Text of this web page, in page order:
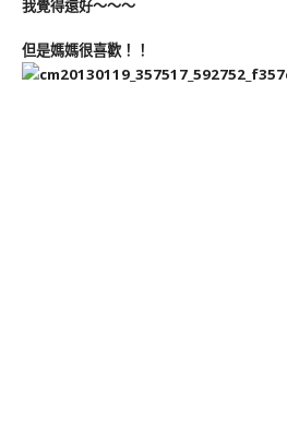
我覺得還好～～～
但是媽媽很喜歡！！